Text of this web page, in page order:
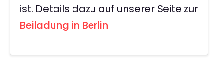
ist. Details dazu auf unserer Seite zur
Beiladung in Berlin.